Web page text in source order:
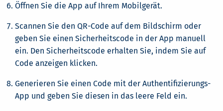
Öffnen Sie die App auf Ihrem Mobilgerät.
Scannen Sie den QR-Code auf dem Bildschirm oder
geben Sie einen Sicherheitscode in der App manuell
ein. Den Sicherheitscode erhalten Sie, indem Sie auf
Code anzeigen klicken.
Generieren Sie einen Code mit der Authentifizierungs-
App und geben Sie diesen in das leere Feld ein.